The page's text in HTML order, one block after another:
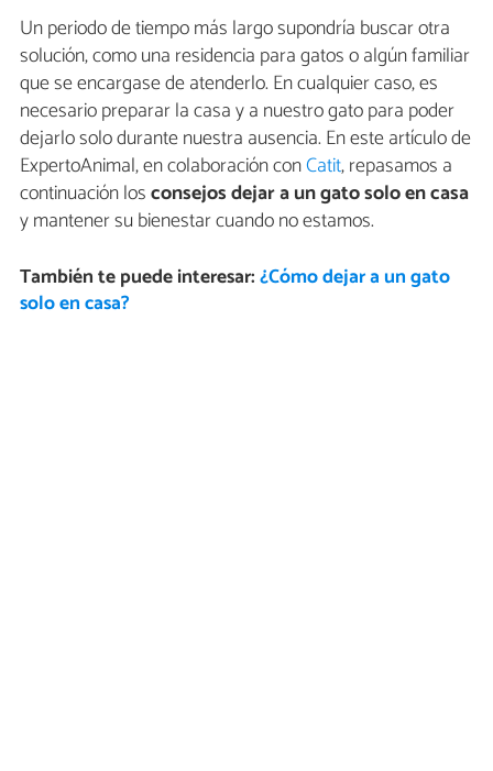
Un periodo de tiempo más largo supondría buscar otra
solución, como una residencia para gatos o algún familiar
que se encargase de atenderlo. En cualquier caso, es
necesario preparar la casa y a nuestro gato para poder
dejarlo solo durante nuestra ausencia. En este artículo de
ExpertoAnimal, en colaboración conCatit, repasamos a
continuación losconsejos dejar a un gato solo en casa
y mantener su bienestar cuando no estamos.
También te puede interesar:¿Cómo dejar a un gato
solo en casa?